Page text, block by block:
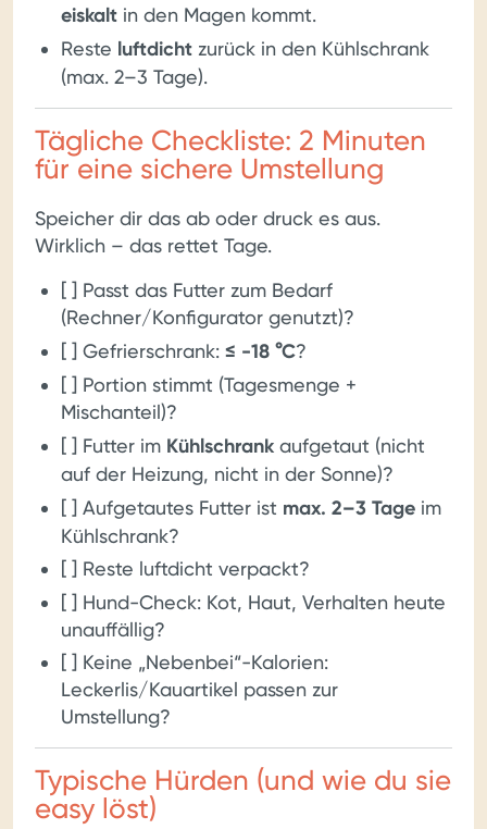
eiskalt in den Magen kommt.
Reste luftdicht zurück in den Kühlschrank
(max. 2–3 Tage).
Tägliche Checkliste: 2 Minuten
für eine sichere Umstellung
Speicher dir das ab oder druck es aus.
Wirklich – das rettet Tage.
[ ] Passt das Futter zum Bedarf
(Rechner/Konfigurator genutzt)?
[ ] Gefrierschrank: ≤ -18 °C?
[ ] Portion stimmt (Tagesmenge +
Mischanteil)?
[ ] Futter im Kühlschrank aufgetaut (nicht
auf der Heizung, nicht in der Sonne)?
[ ] Aufgetautes Futter ist max. 2–3 Tage im
Kühlschrank?
[ ] Reste luftdicht verpackt?
[ ] Hund-Check: Kot, Haut, Verhalten heute
unauffällig?
[ ] Keine „Nebenbei“-Kalorien:
Leckerlis/Kauartikel passen zur
Umstellung?
Typische Hürden (und wie du sie
easy löst)